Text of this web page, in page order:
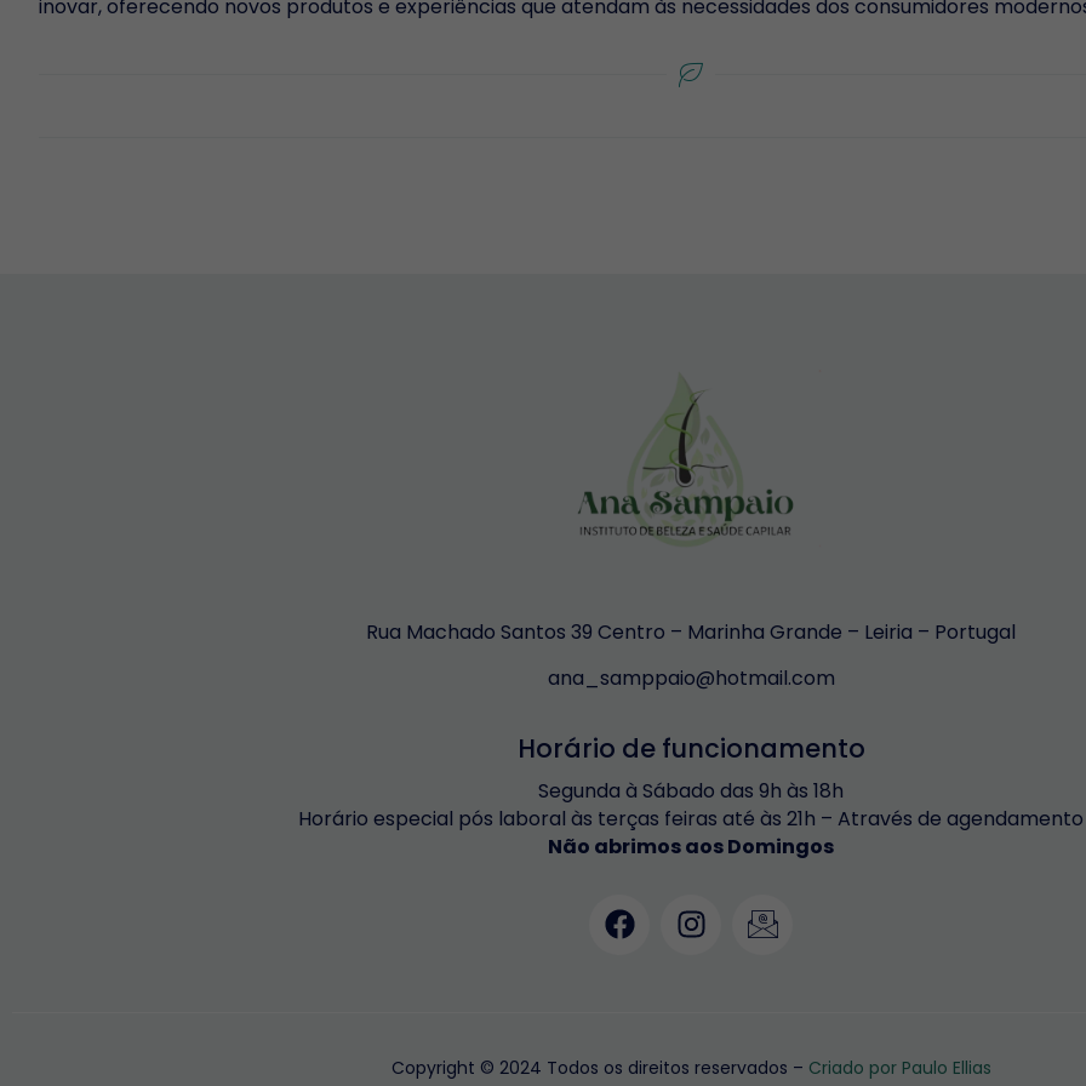
inovar, oferecendo novos produtos e experiências que atendam às necessidades dos consumidores
Rua Machado Santos 39 Centro – Marinha Grande – Leiria – Portugal
ana_samppaio@hotmail.com
Horário de funcionamento
Segunda à Sábado das 9h às 18h
Horário especial pós laboral às terças feiras até às 21h – Através de agendamento
Não abrimos aos Domingos
Copyright © 2024 Todos os direitos reservados – Criado por Paulo Ellias